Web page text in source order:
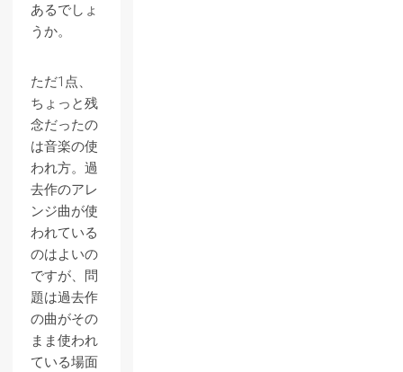
あるでしょ
うか。
ただ1点、
ちょっと残
念だったの
は音楽の使
われ方。過
去作のアレ
ンジ曲が使
われている
のはよいの
ですが、問
題は過去作
の曲がその
まま使われ
ている場面